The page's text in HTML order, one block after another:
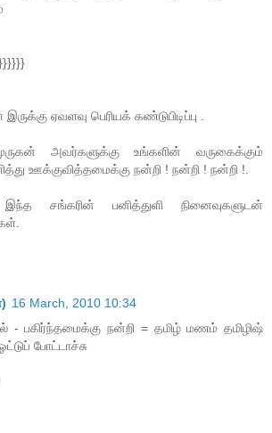
ஏவளவு பெரியக் கண்டுபிடிப்பு .
அவர்களுக்கு உங்களின் வருகைக்கும்
ஊக்குவித்தமைக்கு நன்றி ! நன்றி ! நன்றி !.
இந்த சங்கரின் பனித்துளி நினைவுகளுடன்
16 March, 2010 10:34
- பகிர்ந்தமைக்கு நன்றி = தமிழ் மணம் தமிழிஷ்
போட்டாச்சு